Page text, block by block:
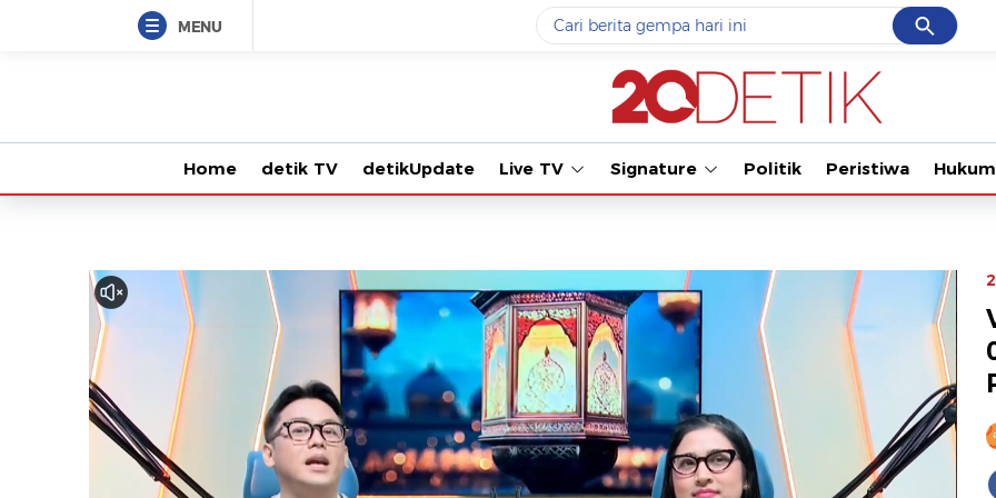
MENU Cancel
Yang sedang ramai dicari
data live draw sgp
#3prabowo
#5gempa hari ini
Promoted
Terakhir yang dicari
Loading...
Tonton kabar
Home detik TV detikUpdate Live TV Signature Politik Peristiwa Hukum